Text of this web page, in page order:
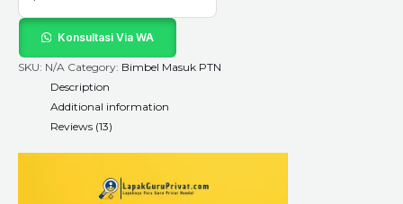
Konsultasi Via WA
SKU: N/A Category: Bimbel Masuk PTN
Description
Additional information
Reviews (13)